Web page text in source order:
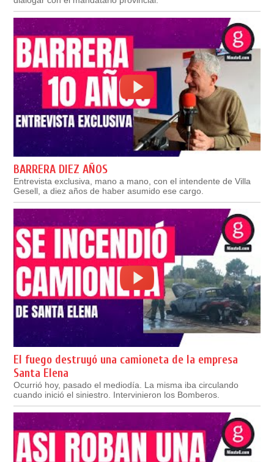
BARRERA DIEZ AÑOS
Entrevista exclusiva, mano a mano, con el intendente de Villa
Gesell, a diez años de haber asumido ese cargo.
El fuego destruyó una camioneta de la empresa
Santa Elena
Ocurrió hoy, pasado el mediodía. La misma iba circulando
cuando inició el siniestro. Intervinieron los Bomberos.